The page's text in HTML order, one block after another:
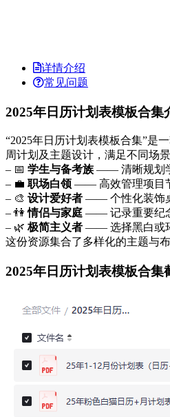
详情介绍
常见问题
2025年日历计划表模板合集
“2025年日历计划表模板合集”是
周计划及主题设计，满足不同场
– 📅 学生与备考族 —— 清晰规划
– 💼 职场白领 —— 高效管理项目
– 🎨 设计爱好者 —— 个性化装饰
– 👫情侣与家庭 —— 记录重要纪
– 🌿 极简主义者 —— 选择黑白或
这份资源集合了多样化的主题与
2025年日历计划表模板合集